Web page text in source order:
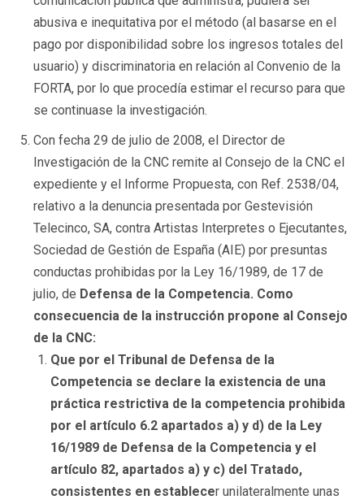
abusiva e inequitativa por el método (al basarse en el
pago por disponibilidad sobre los ingresos totales del
usuario) y discriminatoria en relación al Convenio de la
FORTA, por lo que procedía estimar el recurso para que
se continuase la investigación.
Con fecha 29 de julio de 2008, el Director de
Investigación de la CNC remite al Consejo de la CNC el
expediente y el Informe Propuesta, con Ref. 2538/04,
relativo a la denuncia presentada por Gestevisión
Telecinco, SA, contra Artistas Interpretes o Ejecutantes,
Sociedad de Gestión de España (AIE) por presuntas
conductas prohibidas por la Ley 16/1989, de 17 de
julio, de Defensa de la Competencia. Como
consecuencia de la instrucción propone al Consejo
de la CNC:
Que por el Tribunal de Defensa de la
Competencia se declare la existencia de una
práctica restrictiva de la competencia prohibida
por el artículo 6.2 apartados a) y d) de la Ley
16/1989 de Defensa de la Competencia y el
artículo 82, apartados a) y c) del Tratado,
consistentes en establecer unilateralmente unas